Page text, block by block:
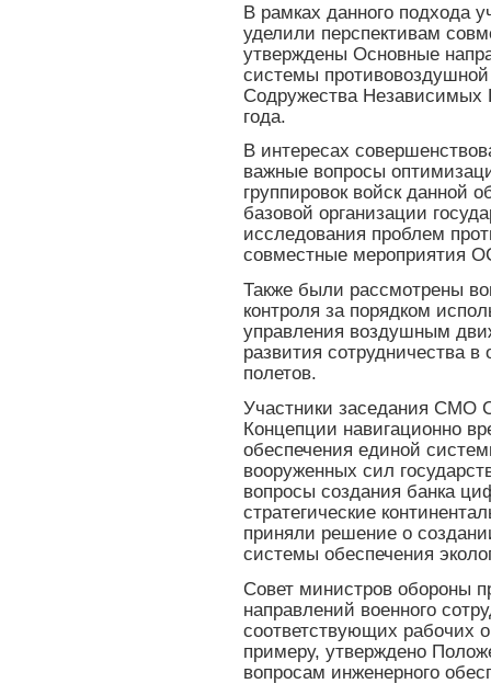
В рамках данного подхода
уделили перспективам
утверждены Основные
системы противовоздушной
Содружества
года.
В интересах
важные вопросы
группировок войск данной
базовой организации
исследования проблем
совместные мероприятия
Также были рассмотрены
контроля за порядком
управления воздушным
развития сотрудничества
полетов.
Участники заседания СМО
Концепции навигационно
обеспечения единой
вооруженных сил
вопросы создания банка
стратегические
приняли решение о
системы обеспечения
Совет министров обороны
направлений военного
соответствующих рабочих
примеру, утверждено
вопросам инженерного